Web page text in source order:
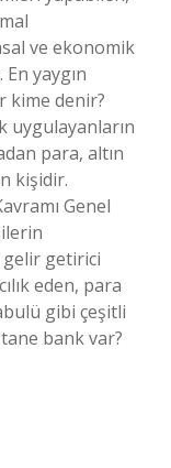
ve ekonomik
yaygın
kime denir?
uygulayanların
para, altın
kişidir.
Genel
gelir getirici
eden, para
gibi çeşitli
bank var?